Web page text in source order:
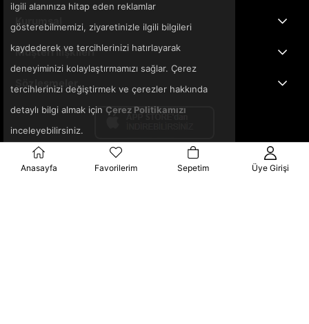
Kurumsal
Müşteri İlişkileri
Sözleşmeler
ilgili alanınıza hitap eden reklamlar
gösterebilmemizi, ziyaretinizle ilgili bilgileri
kaydederek ve tercihlerinizi hatırlayarak
deneyiminizi kolaylaştırmamızı sağlar. Çerez
tercihlerinizi değiştirmek ve çerezler hakkında
detaylı bilgi almak için Çerez Politikamızı
inceleyebilirsiniz.
Anasayfa Favorilerim Sepetim Üye Girişi